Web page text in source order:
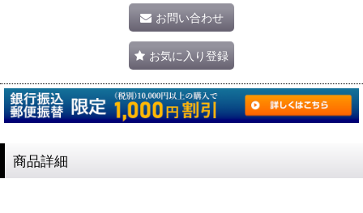
お問い合わせ
お気に入り登録
商品詳細